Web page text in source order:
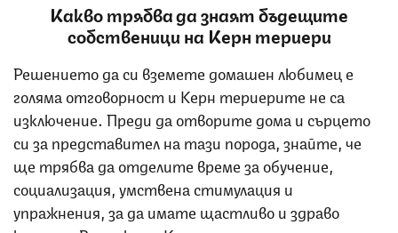
Какво трябва да знаят бъдещите
собственици на Керн териери
Решението да си вземете домашен любимец е
голяма отговорност и Керн териерите не са
изключение. Преди да отворите дома и сърцето
си за представител на тази порода, знайте, че
ще трябва да отделите време за обучение,
социализация, умствена стимулация и
упражнения, за да имате щастливо и здраво